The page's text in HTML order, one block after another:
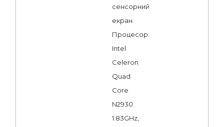
сенсорний
екран.
Процесор:
Intel
Celeron
Quad
Core
N2930
1.83GHz,